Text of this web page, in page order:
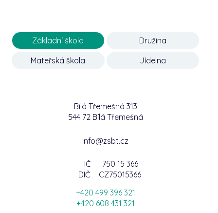
Základní škola Družina
Mateřská škola Jídelna
Bílá Třemešná 313
544 72 Bílá Třemešná
info@zsbt.cz
IČ
750 15 366
DIČ
CZ75015366
+420 499 396 321
+420 608 431 321